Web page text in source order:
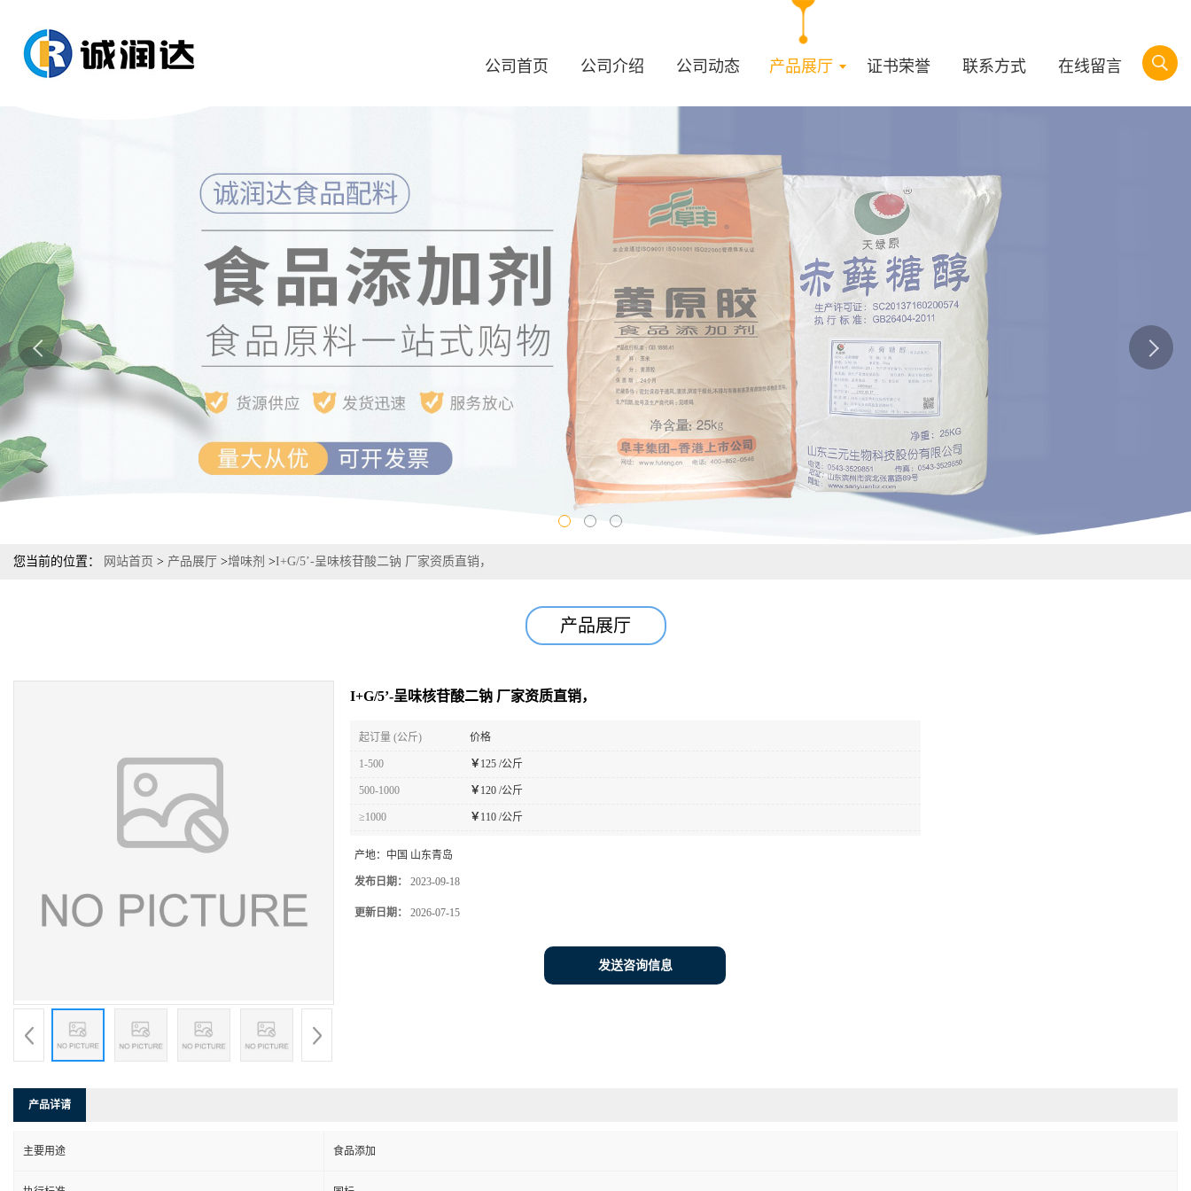
公司首页 公司介绍 公司动态 产品展厅 证书荣誉 联系方式 在线留言
您当前的位置： 网站首页 > 产品展厅 >增味剂 >I+G/5’-呈味核苷酸二钠 厂家资质直销，
产品展厅
I+G/5’-呈味核苷酸二钠 厂家资质直销，
起订量 (公斤) 价格
1-500 ￥ 125 /公斤
500-1000 ￥ 120 /公斤
≥1000 ￥ 110 /公斤
产地： 中国 山东青岛
发布日期： 2023-09-18
更新日期： 2026-07-15
发送咨询信息
产品详请
主要用途 食品添加